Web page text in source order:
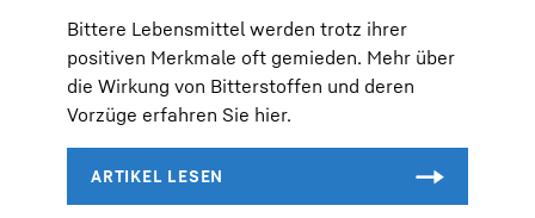
Bittere Lebensmittel werden trotz ihrer
positiven Merkmale oft gemieden. Mehr über
die Wirkung von Bitterstoffen und deren
Vorzüge erfahren Sie hier.